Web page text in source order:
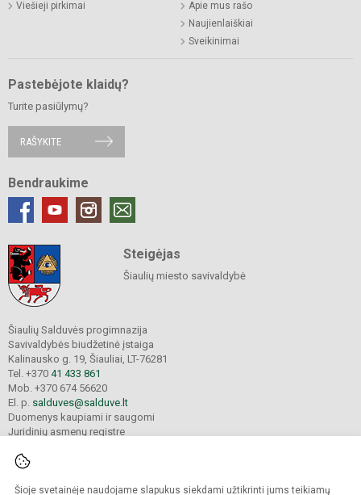
Šioje svetainėje naudojame slapukus siekdami užtikrinti jums teikiamų
Viešieji pirkimai
Apie mus rašo
Naujienlaiškiai
Sveikinimai
Pastebėjote klaidų?
Turite pasiūlymų?
RAŠYKITE
Bendraukime
Steigėjas
Šiaulių miesto savivaldybė
Šiaulių Salduvės progimnazija
Savivaldybės biudžetinė įstaiga
Kalinausko g. 19, Šiauliai, LT-76281
Tel. +370 41 433 861
Mob. +370 674 56620
El. p. salduves@salduve.lt
Duomenys kaupiami ir saugomi
Juridinių asmenų registre